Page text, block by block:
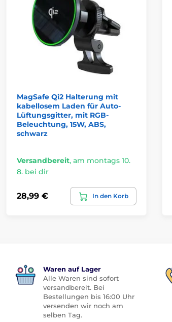
MagSafe Qi2 Halterung mit
kabellosem Laden für Auto-
Lüftungsgitter, mit RGB-
Beleuchtung, 15W, ABS,
schwarz
Versandbereit, am montags 10.
8. bei dir
28,99 € In den Korb
Waren auf Lager
Alle Waren sind sofort
versandbereit. Bei
Bestellungen bis 16:00 Uhr
versenden wir noch am
selben Tag.